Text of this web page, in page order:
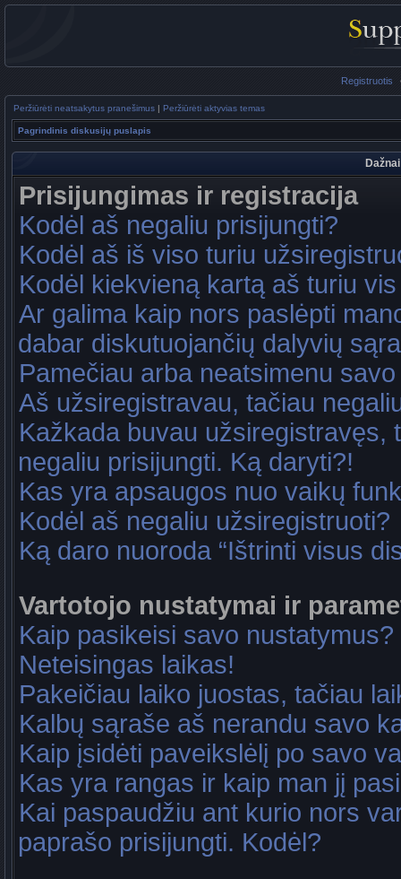
Registruotis
Peržiūrėti neatsakytus pranešimus | Peržiūrėti aktyvias temas
Pagrindinis diskusijų puslapis
Prisijungimas ir registracija
Kodėl aš negaliu prisijungti?
Kodėl aš iš viso turiu
Kodėl kiekvieną kartą aš turiu
Ar galima kaip nors paslėpti
dabar diskutuojančių dalyvių
Pamečiau arba neatsimenu
Aš užsiregistravau, tačiau
Kažkada buvau užsiregistravęs,
negaliu prisijungti. Ką daryti?!
Kas yra apsaugos nuo vaikų
Kodėl aš negaliu užsiregistruoti?
Ką daro nuoroda “Ištrinti visus
Vartotojo nustatymai ir
Kaip pasikeisi savo nustatymus?
Neteisingas laikas!
Pakeičiau laiko juostas, tačiau
Kalbų sąraše aš nerandu savo
Kaip įsidėti paveikslėlį po savo
Kas yra rangas ir kaip man jį
Kai paspaudžiu ant kurio nors
paprašo prisijungti. Kodėl?